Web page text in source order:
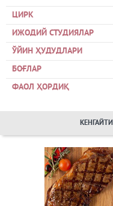
ЦИРК
ИЖОДИЙ СТУДИЯЛАР
ЎЙИН ҲУДУДЛАРИ
БОҒЛАР
ФАОЛ ҲОРДИҚ